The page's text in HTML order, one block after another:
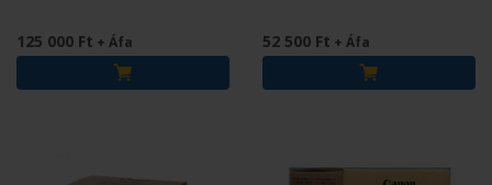
125 000 Ft + Áfa 52 500 Ft + Áfa